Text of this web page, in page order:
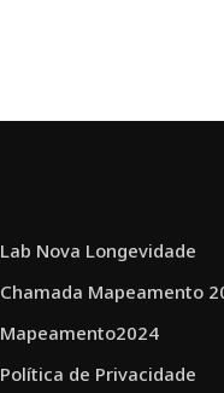
Lab Nova Longevidade
Chamada Mapeamento
Mapeamento2024
Política de Privacidade